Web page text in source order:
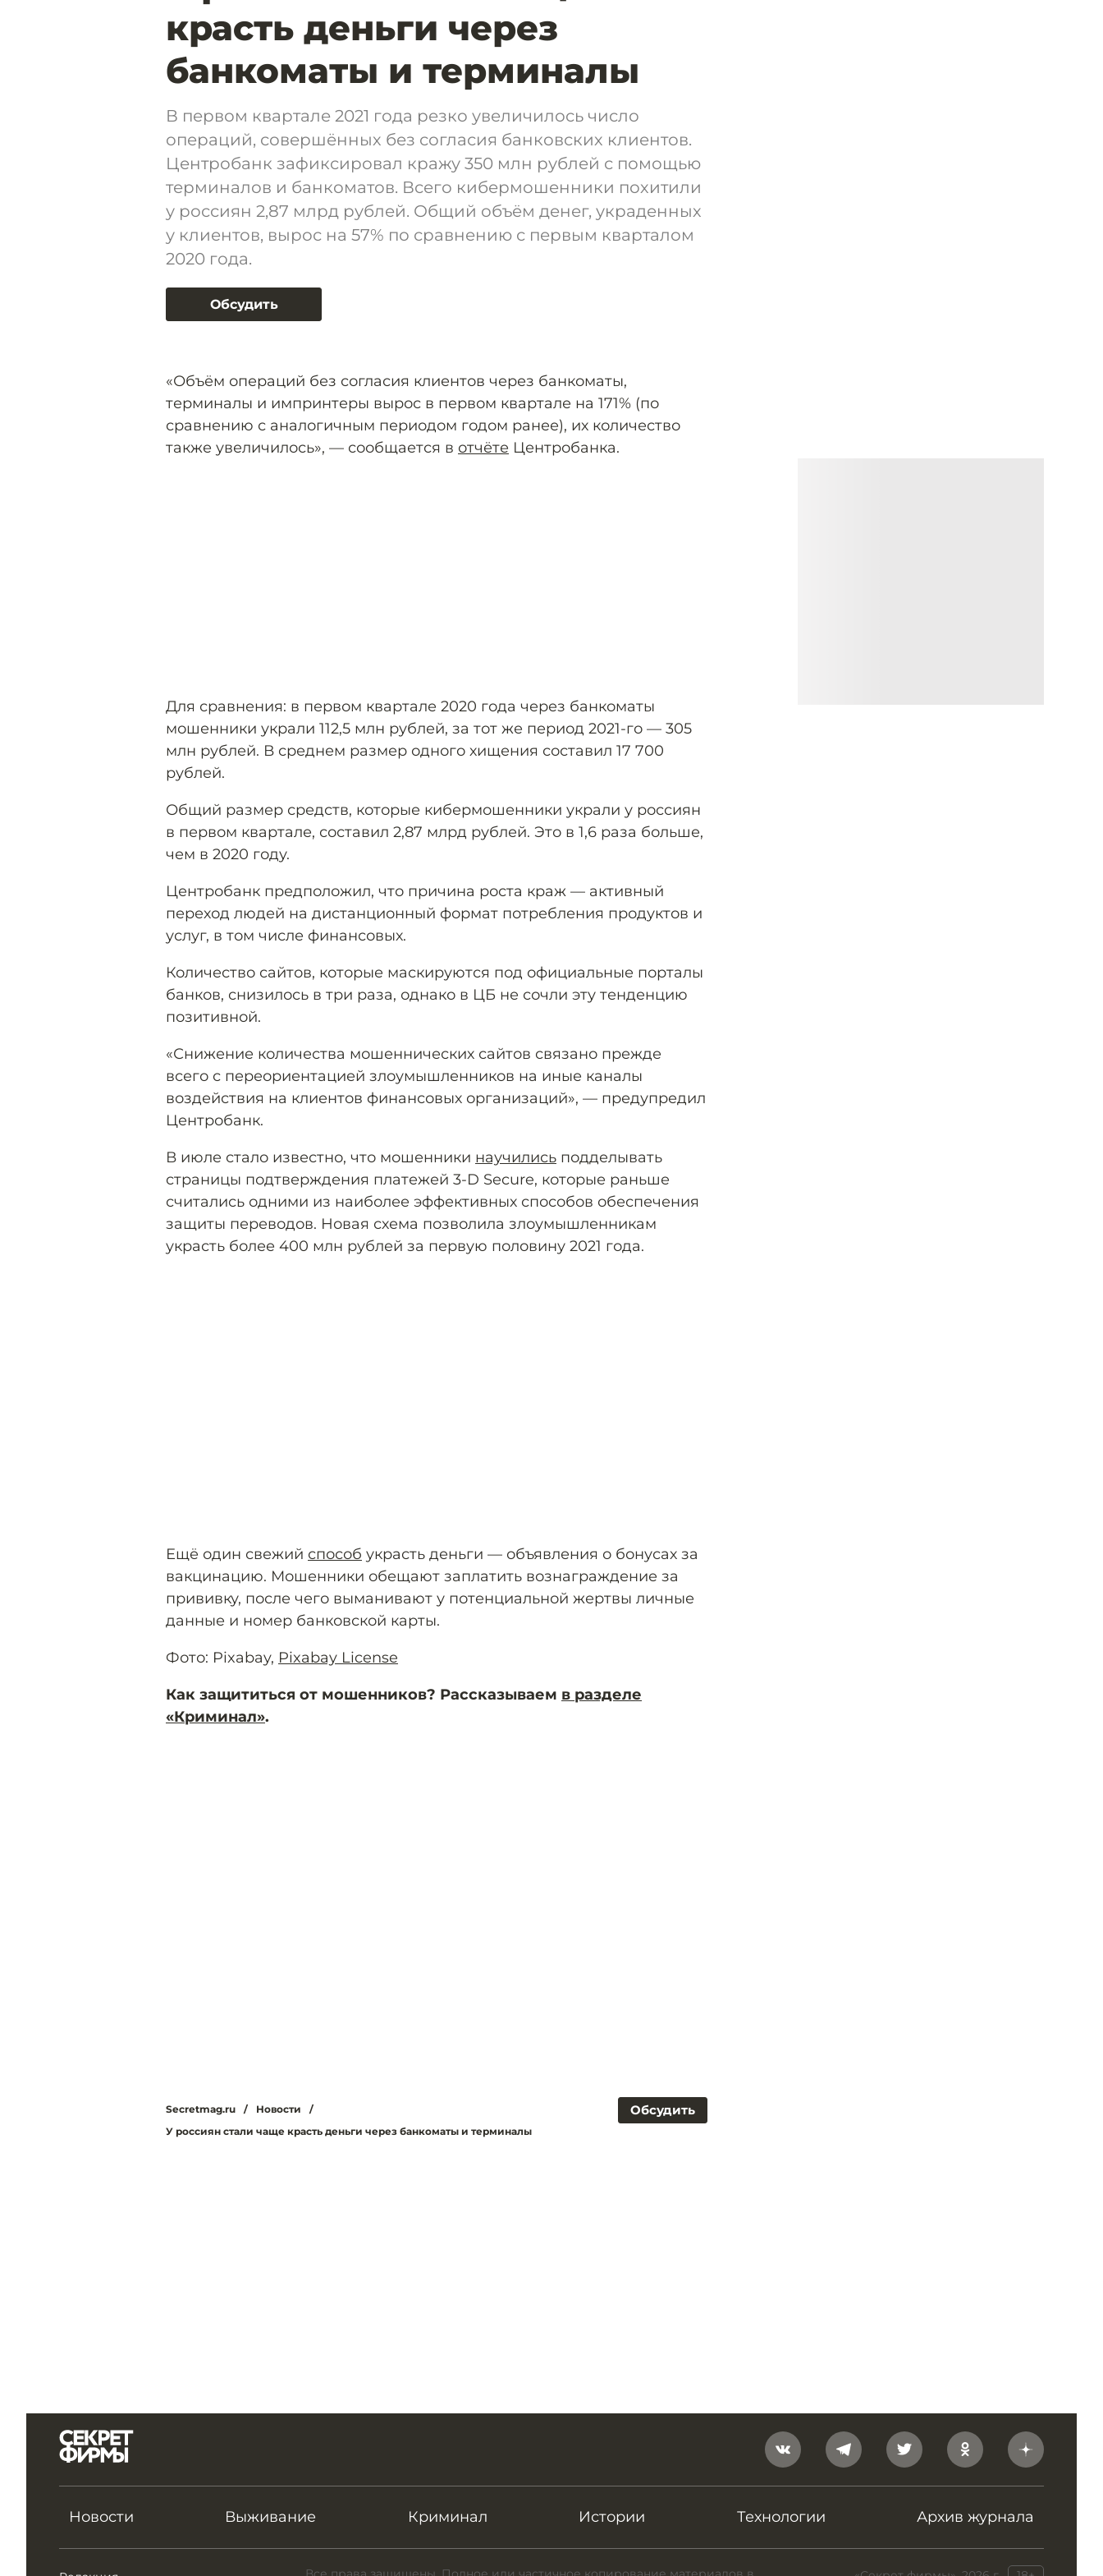
красть деньги через
банкоматы и терминалы
В первом квартале 2021 года резко увеличилось число
операций, совершённых без согласия банковских клиентов.
Центробанк зафиксировал кражу 350 млн рублей с помощью
терминалов и банкоматов. Всего кибермошенники похитили
у россиян 2,87 млрд рублей. Общий объём денег, украденных
у клиентов, вырос на 57% по сравнению с первым кварталом
2020 года.
Обсудить
«Объём операций без согласия клиентов через банкоматы,
терминалы и импринтеры вырос в первом квартале на 171% (по
сравнению с аналогичным периодом годом ранее), их количество
также увеличилось», — сообщается в отчёте Центробанка.
Для сравнения: в первом квартале 2020 года через банкоматы
мошенники украли 112,5 млн рублей, за тот же период 2021-го — 305
млн рублей. В среднем размер одного хищения составил 17 700
рублей.
Общий размер средств, которые кибермошенники украли у россиян
в первом квартале, составил 2,87 млрд рублей. Это в 1,6 раза больше,
чем в 2020 году.
Центробанк предположил, что причина роста краж — активный
переход людей на дистанционный формат потребления продуктов и
услуг, в том числе финансовых.
Количество сайтов, которые маскируются под официальные порталы
банков, снизилось в три раза, однако в ЦБ не сочли эту тенденцию
позитивной.
«Снижение количества мошеннических сайтов связано прежде
всего с переориентацией злоумышленников на иные каналы
воздействия на клиентов финансовых организаций», — предупредил
Центробанк.
В июле стало известно, что мошенники научились подделывать
страницы подтверждения платежей 3-D Secure, которые раньше
считались одними из наиболее эффективных способов обеспечения
защиты переводов. Новая схема позволила злоумышленникам
украсть более 400 млн рублей за первую половину 2021 года.
Ещё один свежий способ украсть деньги — объявления о бонусах за
вакцинацию. Мошенники обещают заплатить вознаграждение за
прививку, после чего выманивают у потенциальной жертвы личные
данные и номер банковской карты.
Фото: Pixabay, Pixabay License
Как защититься от мошенников? Рассказываем в разделе
«Криминал».
Обсудить
Secretmag.ru / Новости
/
У россиян стали чаще красть деньги через банкоматы и терминалы
Новости Выживание Криминал Истории Технологии Архив журнала